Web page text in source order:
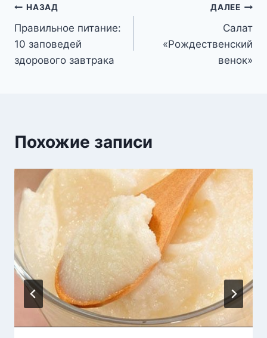
Навигация
по
записям
НАЗАД
Правильное питание:
10 заповедей
здорового завтрака
ДАЛЕЕ
Салат
«Рождественский
венок»
Похожие записи